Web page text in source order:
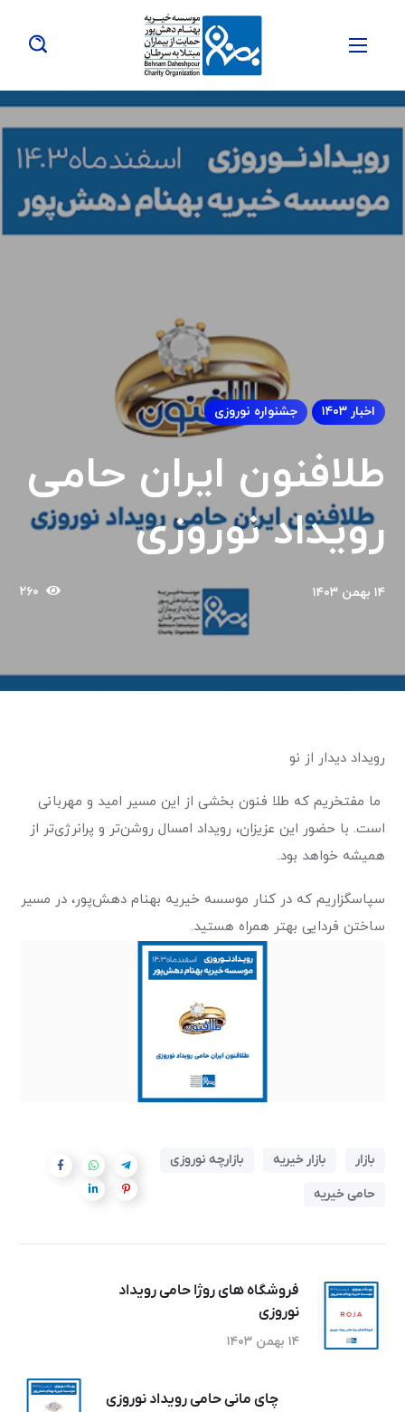
اخبار ۱۴۰۳ جشنواره نوروزی
طلافنون ایران حامی
رویداد نوروزی
۱۴ بهمن ۱۴۰۳ ۲۶۰
رویداد دیدار از نو
ما مفتخریم که طلا فنون بخشی از این مسیر امید و مهربانی
است. با حضور این عزیزان، رویداد امسال روشن‌تر و پرانرژی‌تر از
همیشه خواهد بود.
سپاسگزاریم که در کنار موسسه خیریه بهنام دهش‌پور، در مسیر
ساختن فردایی بهتر همراه هستید.
بازار بازار خیریه
بازارچه نوروزی
حامی خیریه
فروشگاه های روژا حامی رویداد
نوروزی
۱۴ بهمن ۱۴۰۳
چای مانی حامی رویداد نوروزی